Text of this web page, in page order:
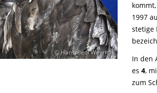
Kormoran
Moorschutz ist Klimaschutz
Jagd in Bayern
Landwirtschaft
© Hansruedi Weyrich
1997
stetige
In den
es 4,
zum